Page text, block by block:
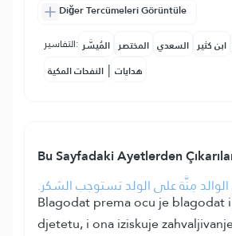
Diğer Tercümeleri Görüntüle
التفاسير: المُيسَّر المختصر السعدي ابن كثير
النفحات المكية | هدايات
Bu Sayfadaki Ayetlerden
مِنَّة على الولد تستوجب الشكر.
Blagodat prema ocu je blagodat
djetetu, i ona iziskuje